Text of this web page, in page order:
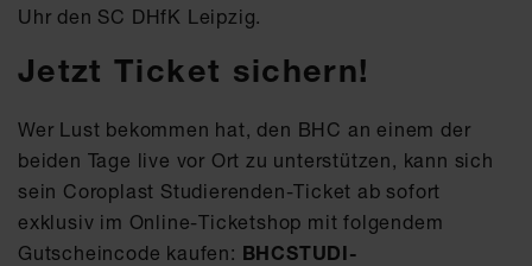
Uhr den SC DHfK Leipzig.
Jetzt Ticket sichern!
Wer Lust bekommen hat, den BHC an einem der
beiden Tage live vor Ort zu unterstützen, kann sich
sein Coroplast Studierenden-Ticket ab sofort
exklusiv im Online-Ticketshop mit folgendem
Gutscheincode kaufen: BHCSTUDI-